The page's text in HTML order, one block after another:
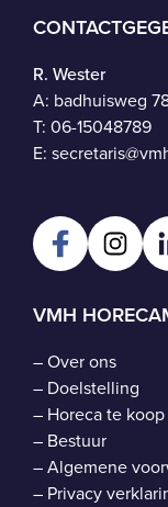
R. Wester
A: badhuisweg
T: 06-15048789
E:
VMH
–Over ons
– Doelstelling
– Horeca te
– Bestuur
–Algemene
– Privacy